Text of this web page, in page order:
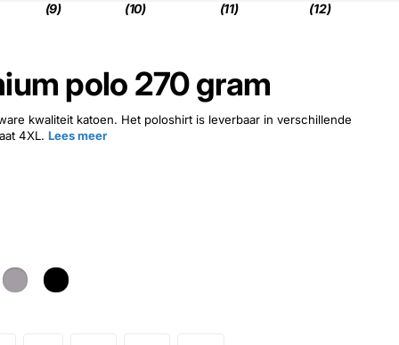
(9) (10) (11) (12)
polo 270 gram
kwaliteit katoen. Het poloshirt is leverbaar in verschillende
4XL. Lees meer